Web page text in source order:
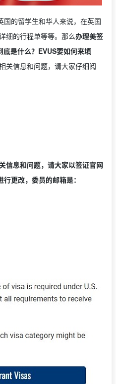
国的留学生和华人来说，在英国
细的行程单等等。那么办理美签
是什么？EVUS要如何来填
关信息和问题，请大家仔细阅
信息和问题，请大家以签证官网
更改，委员的邮箱是：